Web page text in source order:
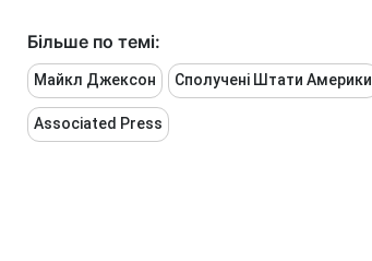
Більше по темі:
Майкл Джексон Сполучені Штати Америки
Associated Press